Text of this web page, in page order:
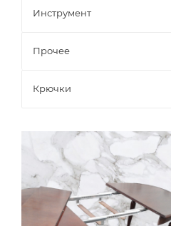
Инструмент
Прочее
Крючки